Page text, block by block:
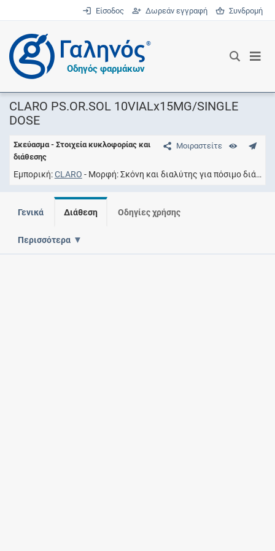
Είσοδος Δωρεάν εγγραφή Συνδρομή
®
Οδηγός φαρμάκων
CLARO PS.OR.SOL 10VIALx15MG/SINGLE
DOSE
Μοιραστείτε
Σκεύασμα - Στοιχεία κυκλοφορίας και
διάθεσης
Εμπορική CLARO Μορφή Σκόνη και διαλύτης για πόσιμο διάλυμα
Γενικά Διάθεση Οδηγίες χρήσης
Περισσότερα